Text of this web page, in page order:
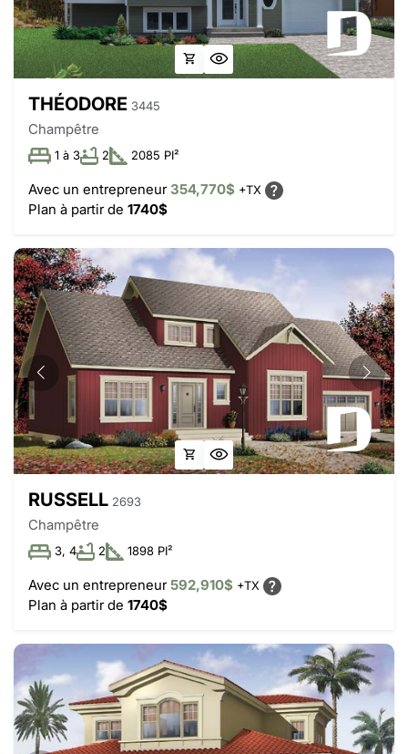
THÉODORE 3445
Champêtre
1 à 3 2 2085 PI²
Avec un entrepreneur354,770$ +TX
Plan à partir de 1740$
RUSSELL 2693
Champêtre
3, 4 2 1898 PI²
Avec un entrepreneur592,910$ +TX
Plan à partir de 1740$